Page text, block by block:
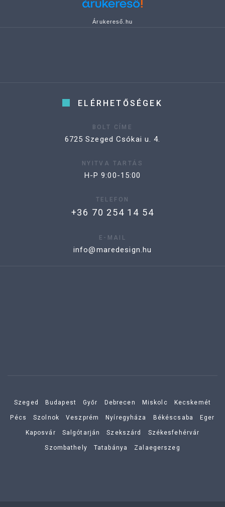
Árukereső.hu
ELÉRHETŐSÉGEK
BOLT CÍME
6725 Szeged Csókai u. 4.
NYITVA TARTÁS
H-P 9:00-15:00
TELEFON
+36 70 254 14 54
E-MAIL
info@maredesign.hu
Szeged Budapest Győr Debrecen Miskolc Kecskemét
Pécs Szolnok Veszprém Nyíregyháza Békéscsaba Eger
Kaposvár Salgótarján Szekszárd Székesfehérvár
Szombathely Tatabánya Zalaegerszeg